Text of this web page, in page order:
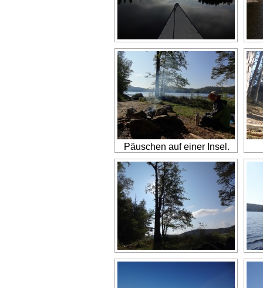
Päuschen auf einer Insel.